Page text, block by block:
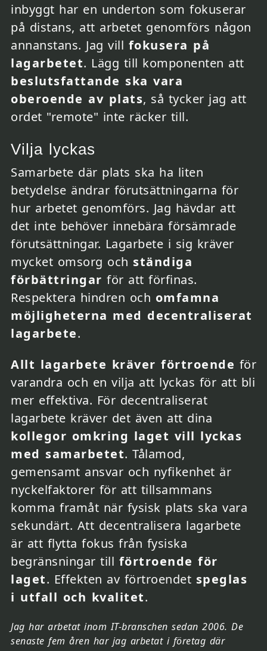
inbyggt har en underton som fokuserar
på distans, att arbetet genomförs någon
annanstans. Jag vill fokusera på
lagarbetet. Lägg till komponenten att
beslutsfattande ska vara
oberoende av plats, så tycker jag att
ordet "remote" inte räcker till.
Vilja lyckas
Samarbete där plats ska ha liten
betydelse ändrar förutsättningarna för
hur arbetet genomförs. Jag hävdar att
det inte behöver innebära försämrade
förutsättningar. Lagarbete i sig kräver
mycket omsorg och ständiga
förbättringar för att förfinas.
Respektera hindren och omfamna
möjligheterna med decentraliserat
lagarbete.
Allt lagarbete kräver förtroende för
varandra och en vilja att lyckas för att bli
mer effektiva. För decentraliserat
lagarbete kräver det även att dina
kollegor omkring laget vill lyckas
med samarbetet. Tålamod,
gemensamt ansvar och nyfikenhet är
nyckelfaktorer för att tillsammans
komma framåt när fysisk plats ska vara
sekundärt. Att decentralisera lagarbete
är att flytta fokus från fysiska
begränsningar till förtroende för
laget. Effekten av förtroendet speglas
i utfall och kvalitet.
Jag har arbetat inom IT-branschen sedan 2006. De
senaste fem åren har jag arbetat i företag där